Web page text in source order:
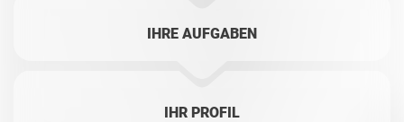
IHRE AUFGABEN
IHR PROFIL